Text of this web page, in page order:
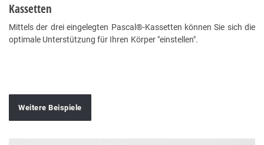
Kassetten
Mittels der drei eingelegten Pascal®-Kassetten können Sie sich die
optimale Unterstützung für Ihren Körper "einstellen".
Weitere Beispiele